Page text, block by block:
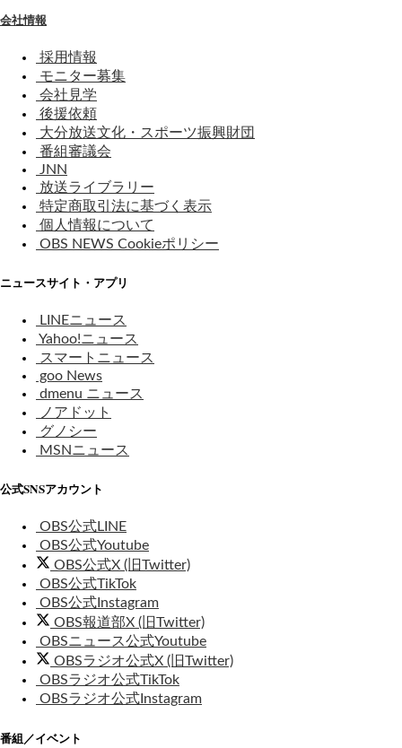
会社情報
採用情報
モニター募集
会社見学
後援依頼
大分放送文化・スポーツ振興財団
番組審議会
JNN
放送ライブラリー
特定商取引法に基づく表示
個人情報について
OBS NEWS Cookieポリシー
ニュースサイト・アプリ
LINEニュース
Yahoo!ニュース
スマートニュース
goo News
dmenu ニュース
ノアドット
グノシー
MSNニュース
公式SNSアカウント
OBS公式LINE
OBS公式Youtube
OBS公式X (旧Twitter)
OBS公式TikTok
OBS公式Instagram
OBS報道部X (旧Twitter)
OBSニュース公式Youtube
OBSラジオ公式X (旧Twitter)
OBSラジオ公式TikTok
OBSラジオ公式Instagram
番組／イベント